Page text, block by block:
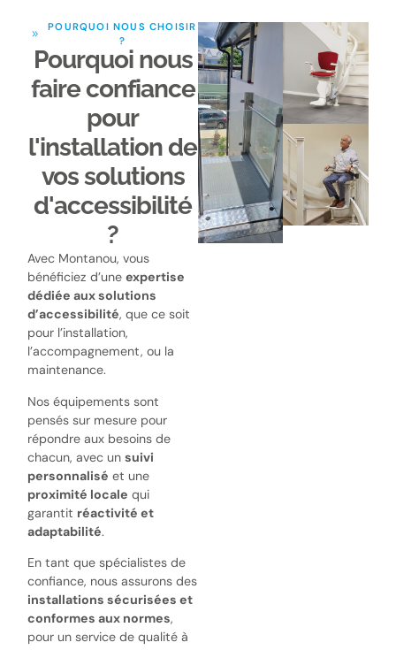
POURQUOI NOUS CHOISIR
?
Pourquoi nous
faire confiance
pour
l'installation de
vos solutions
d'accessibilité
?
Avec Montanou, vous
bénéficiez d’uneexpertise
dédiée aux solutions
d’accessibilité, que ce soit
pour l’installation,
l’accompagnement, ou la
maintenance.
Nos équipements sont
pensés sur mesure pour
répondre aux besoins de
chacun, avec unsuivi
personnalisé et une
proximité locale qui
garantit réactivité et
adaptabilité.
En tant que spécialistes de
confiance, nous assurons des
installations sécurisées et
conformes aux normes,
pour un service de qualité à